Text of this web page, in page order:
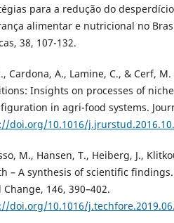
para a redução do
alimentar e nutricional no
38, 107-132.
Cardona, A., Lamine, C., & Cerf,
Insights on processes of
in agri-food systems.
doi.org/10.1016/
M., Hansen, T., Heiberg, J.,
– A synthesis of scientific
Change, 146, 390–402.
doi.org/10.1016/